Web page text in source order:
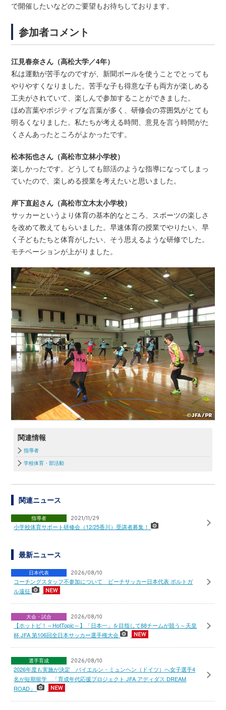
で開催したいなどのご要望もお待ちしております。
参加者コメント
江見春奈さん（高松大学／4年）
私は運動が苦手なのですが、新聞ボールを使うことでとっても
やりやすくなりました。苦手な子も得意な子も両方が楽しめる
工夫がされていて、楽しんで参加することができました。
ほめ言葉やポジティブな言葉が多く、研修会の雰囲気がとても
明るくなりました。私たちが考える時間、意見を言う時間がた
くさんあったところがよかったです。
松本拓也さん（高松市立林小学校）
楽しかったです。どうしても部活のような指導になってしまっ
ていたので、楽しめる授業を考えたいと思いました。
岸下直起さん（高松市立木太小学校）
サッカーというより体育の基本的なところ、スポーツの楽しさ
を改めて教えてもらいました。早速体育の授業でやりたい、早
く子どもたちと体育がしたい、そう思えるような研修でした。
モチベーションが上がりました。
関連情報
指導者
学校体育・部活動
関連ニュース
指導者 2021/11/29
小学校体育サポート研修会（12/25香川）受講者募集！
最新ニュース
日本代表 2026/08/10
コーチングスタッフ不参加について ビーチサッカー日本代表 ポルトガ
ル遠征
大会・試合 2026/08/10
【ホットピ！～HotTopic～】「日本一」を目指して88チームが競う～天皇
杯 JFA 第106回全日本サッカー選手権大会
選手育成 2026/08/10
2026年度も実施が決定 バイエルン・ミュンヘン（ドイツ）へ女子選手4
名が短期留学 「育成年代応援プロジェクト JFA アディダス DREAM
ROAD」